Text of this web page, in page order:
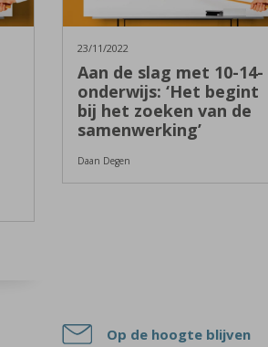
23/11/2022
Aan de slag met 10-14-
onderwijs: ‘Het begint
bij het zoeken van de
samenwerking’
Daan Degen
Op de hoogte blijven